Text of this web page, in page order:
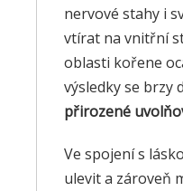
nervové stahy i
vtírat na vnitřní
oblasti kořene
výsledky se brzy
přirozené
Ve spojení s
ulevit a zároveň